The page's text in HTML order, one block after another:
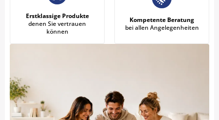
Erstklassige Produkte
denen Sie vertrauen
können
Kompetente Beratung
bei allen Angelegenheiten